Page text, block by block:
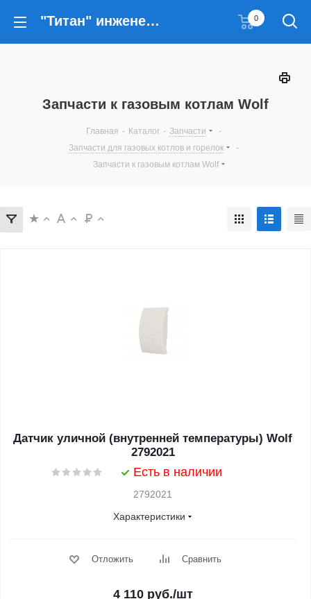
"Титан" инженерные решения 0
Запчасти к газовым котлам Wolf
Главная - Каталог - Запчасти
-
Запчасти для газовых котлов и горелок
-
Запчасти к газовым котлам Wolf
Датчик уличной (внутренней температуры) Wolf
2792021
Есть в наличии
2792021
Характеристики
Отложить Сравнить
4 110 руб./шт